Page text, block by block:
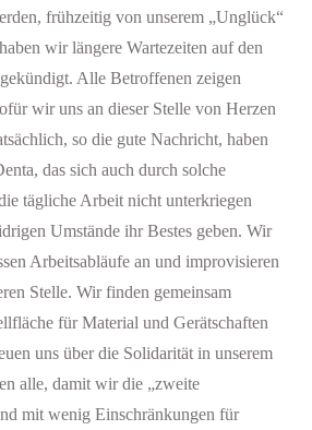
frühzeitig von unserem „Unglück“
wir längere Wartezeiten auf den
Alle Betroffenen zeigen
wir uns an dieser Stelle von Herzen
so die gute Nachricht, haben
das sich auch durch solche
tägliche Arbeit nicht unterkriegen
Umstände ihr Bestes geben. Wir
Arbeitsabläufe an und improvisieren
Stelle. Wir finden gemeinsam
für Material und Gerätschaften
uns über die Solidarität in unserem
alle, damit wir die „zweite
mit wenig Einschränkungen für